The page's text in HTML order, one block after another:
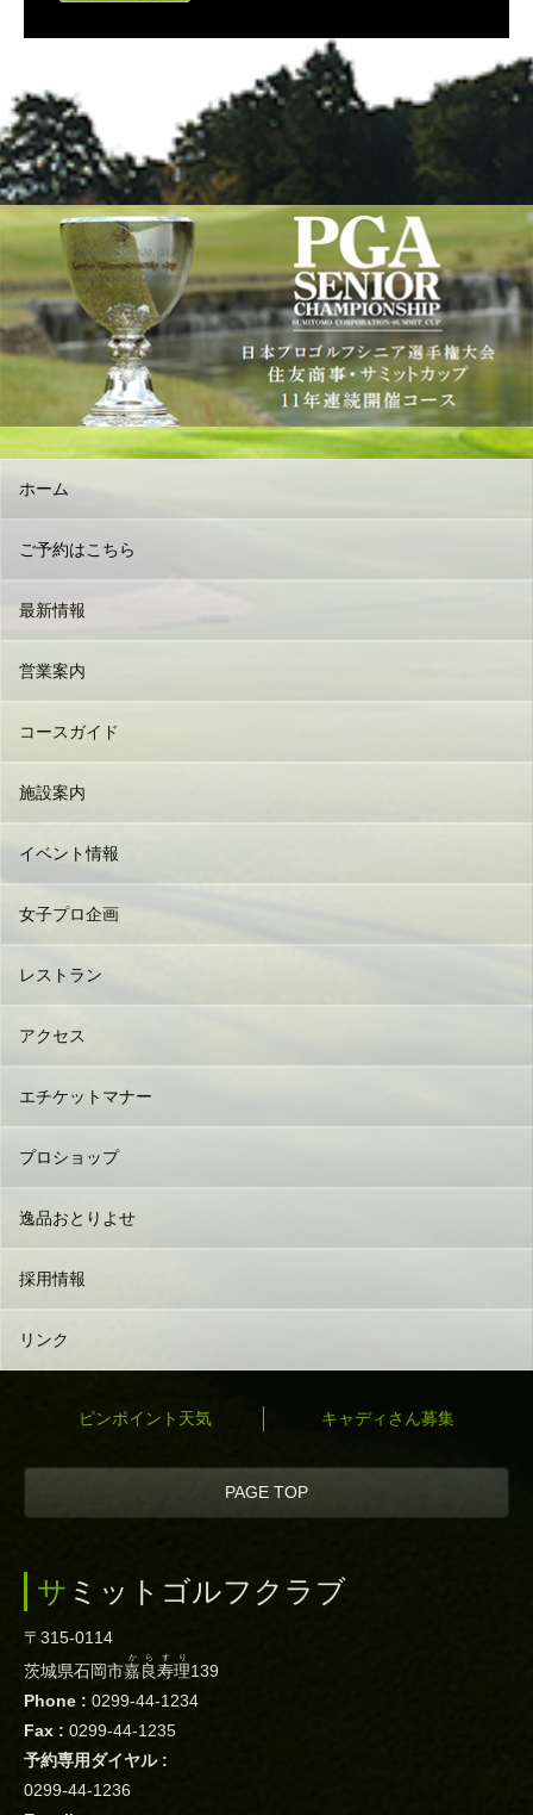
ホーム
ご予約はこちら
最新情報
営業案内
コースガイド
施設案内
イベント情報
女子プロ企画
レストラン
アクセス
エチケットマナー
プロショップ
逸品おとりよせ
採用情報
リンク
ピンポイント天気 キャディさん募集
PAGE TOP
サミットゴルフクラブ
〒315-0114
茨城県石岡市嘉良寿理
からすり
139
Phone : 0299-44-1234
Fax : 0299-44-1235
予約専用ダイヤル :
0299-44-1236